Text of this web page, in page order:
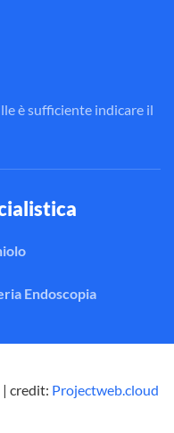
è sufficiente indicare il
Endoscopia
credit: Projectweb.cloud